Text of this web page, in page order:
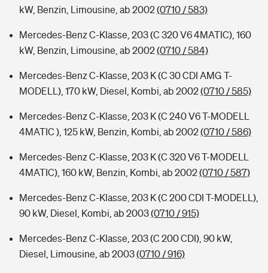
kW, Benzin, Limousine, ab 2002(0710 / 583)
Mercedes-Benz C-Klasse, 203 (C 320 V6 4MATIC), 160
kW, Benzin, Limousine, ab 2002(0710 / 584)
Mercedes-Benz C-Klasse, 203 K (C 30 CDI AMG T-
MODELL), 170 kW, Diesel, Kombi, ab 2002(0710 / 585)
Mercedes-Benz C-Klasse, 203 K (C 240 V6 T-MODELL
4MATIC ), 125 kW, Benzin, Kombi, ab 2002(0710 / 586)
Mercedes-Benz C-Klasse, 203 K (C 320 V6 T-MODELL
4MATIC), 160 kW, Benzin, Kombi, ab 2002(0710 / 587)
Mercedes-Benz C-Klasse, 203 K (C 200 CDI T-MODELL),
90 kW, Diesel, Kombi, ab 2003(0710 / 915)
Mercedes-Benz C-Klasse, 203 (C 200 CDI), 90 kW,
Diesel, Limousine, ab 2003(0710 / 916)